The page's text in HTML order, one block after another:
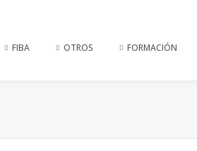
FIBA OTROS FORMACIÓN